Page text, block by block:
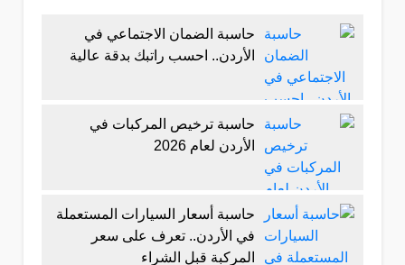
حاسبة الضمان الاجتماعي في
الأردن.. احسب راتبك بدقة عالية
حاسبة ترخيص المركبات في
الأردن لعام 2026
حاسبة أسعار السيارات المستعملة
في الأردن.. تعرف على سعر
المركبة قبل الشراء